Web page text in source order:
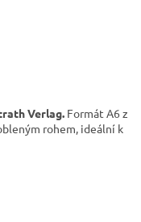
Verlag. Formát A6 z
rohem, ideální k